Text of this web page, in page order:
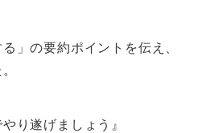
」の要約ポイントを伝え、
り遂げましょう』